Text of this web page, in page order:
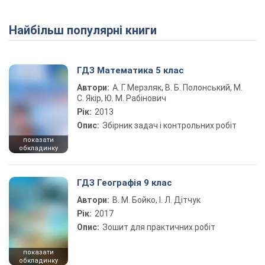
Найбільш популярні книги
показати
обкладинку
ГДЗ Математика 5 клас
Автори: А. Г. Мерзляк, В. Б. Полонський, М.
С. Якір, Ю. М. Рабінович
Рік: 2013
Опис: Збірник задач і контрольних робіт
показати
обкладинку
ГДЗ Географія 9 клас
Автори: В. М. Бойко, І. Л. Дітчук
Рік: 2017
Опис: Зошит для практичних робіт